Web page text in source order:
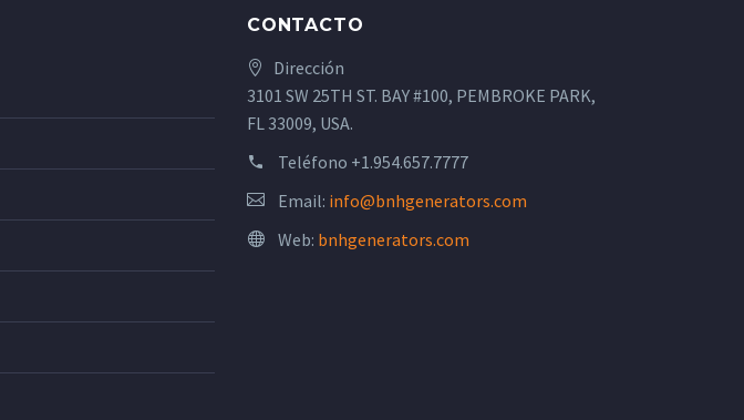
CONTACTO
Dirección
3101 SW 25TH ST. BAY #100, PEMBROKE PARK,
FL 33009, USA.
Teléfono +1.954.657.7777
Email: info@bnhgenerators.com
Web: bnhgenerators.com